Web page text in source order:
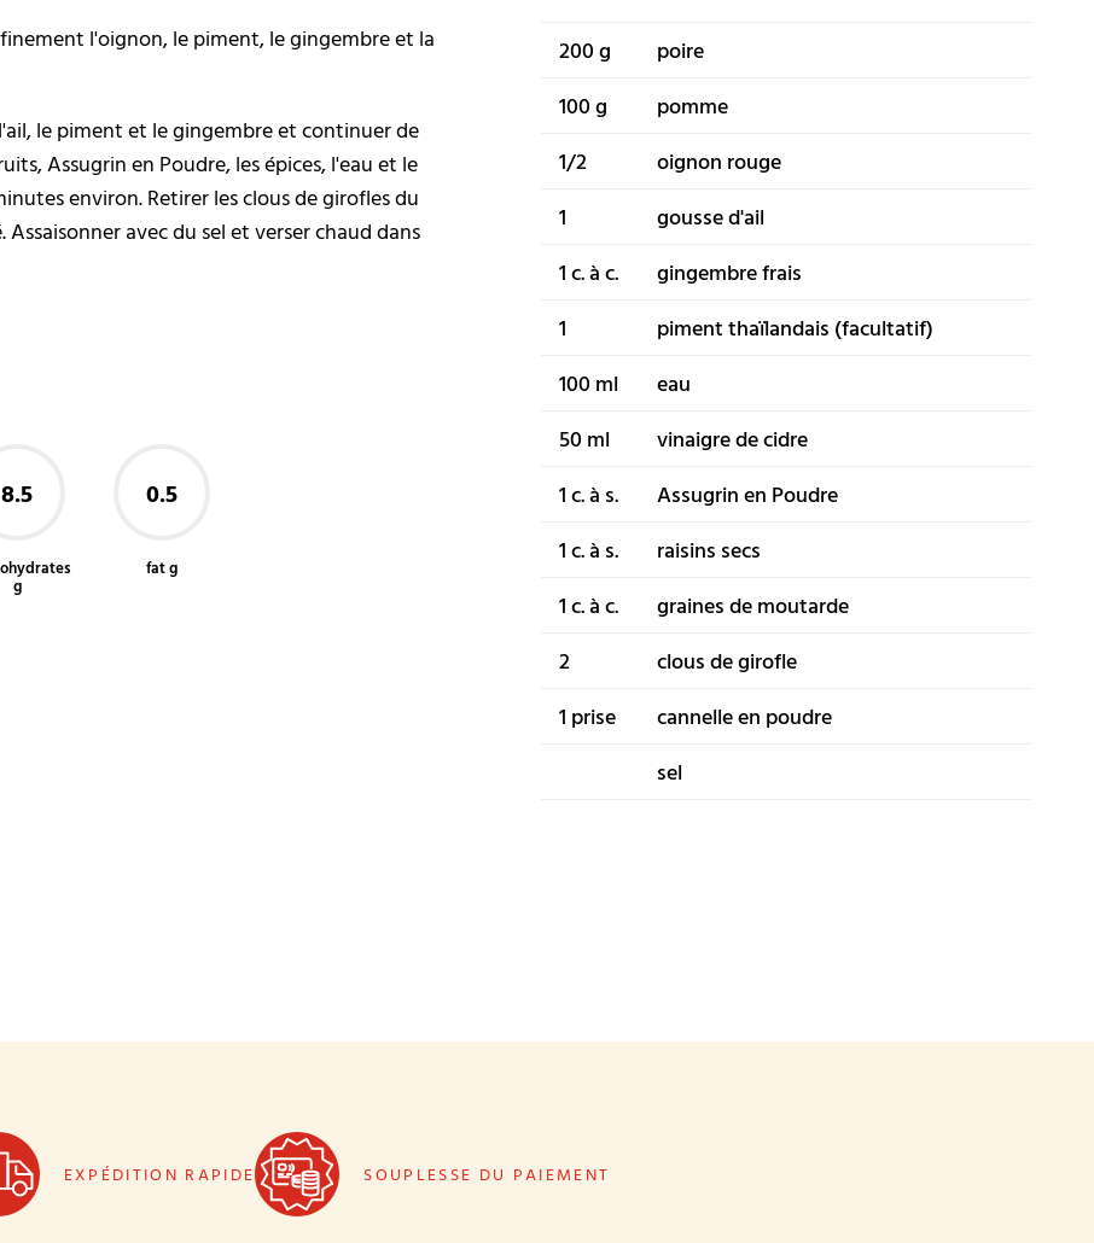
l'oignon, le piment, le gingembre et la
le piment et le gingembre et continuer de
Assugrin en Poudre, les épices, l'eau et le
environ. Retirer les clous de girofles du
avec du sel et verser chaud dans
8.5
g
0.5
fat g
200 g
poire
100 g
pomme
1/2
oignon rouge
1
gousse d'ail
1 c. à c.
gingembre frais
1
piment thaïlandais (facultatif)
100 ml
eau
50 ml
vinaigre de cidre
1 c. à s.
Assugrin en Poudre
1 c. à s.
raisins secs
1 c. à c.
graines de moutarde
2
clous de girofle
1 prise
cannelle en poudre
sel
EXPÉDITION RAPIDE SOUPLESSE DU PAIEMENT